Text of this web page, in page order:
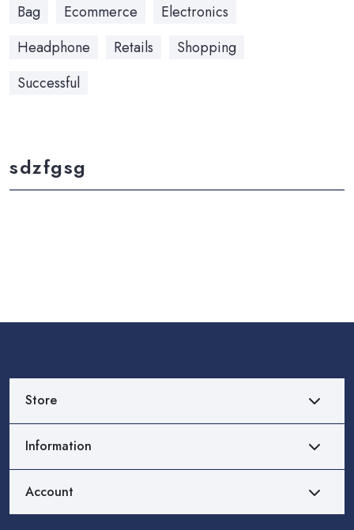
Bag Ecommerce
Electronics
Headphone
Retails
Shopping
Successful
sdzfgsg
Store
Information
Account